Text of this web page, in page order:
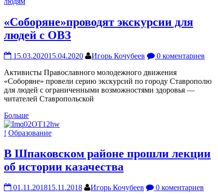
«Соборяне»проводят экскурсии для
людей с ОВЗ
15.03.202015.04.2020 Игорь Кочубеев
0 коментариев
Активисты Православного молодежного движения
«Соборяне» провели серию экскурсий по городу Ставрополю
для людей с ограниченными возможностями здоровья —
читателей Ставропольской
Больше
! Образование
В Шпаковском районе прошли лекции
об истории казачества
01.11.201815.11.2018 Игорь Кочубеев
0 коментариев